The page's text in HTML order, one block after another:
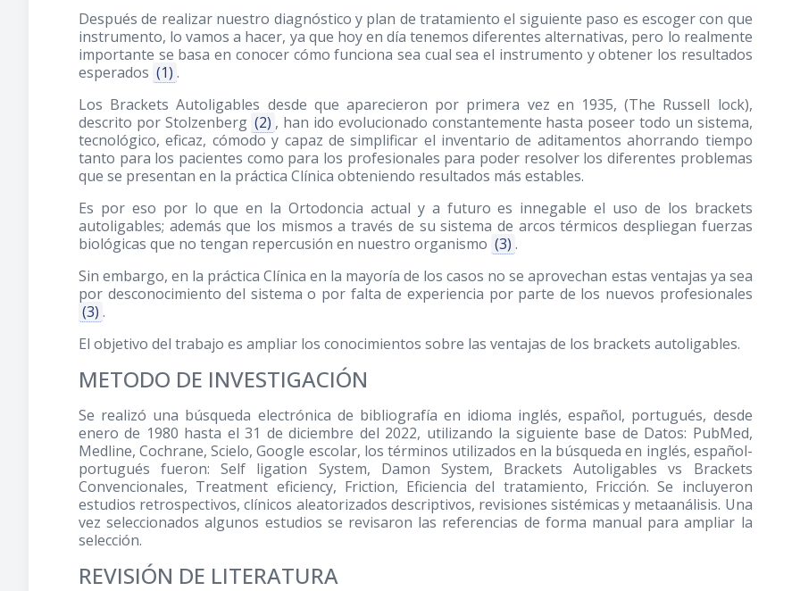
Después de realizar nuestro diagnóstico y plan de tratamiento el siguiente paso es escoger con que
instrumento, lo vamos a hacer, ya que hoy en día tenemos diferentes alternativas, pero lo realmente
importante se basa en conocer cómo funciona sea cual sea el instrumento y obtener los resultados
esperados (1) .
Los Brackets Autoligables desde que aparecieron por primera vez en 1935, (The Russell lock),
descrito por Stolzenberg (2) , han ido evolucionado constantemente hasta poseer todo un sistema,
tecnológico, eficaz, cómodo y capaz de simplificar el inventario de aditamentos ahorrando tiempo
tanto para los pacientes como para los profesionales para poder resolver los diferentes problemas
que se presentan en la práctica Clínica obteniendo resultados más estables.
Es por eso por lo que en la Ortodoncia actual y a futuro es innegable el uso de los brackets
autoligables; además que los mismos a través de su sistema de arcos térmicos despliegan fuerzas
biológicas que no tengan repercusión en nuestro organismo (3) .
Sin embargo, en la práctica Clínica en la mayoría de los casos no se aprovechan estas ventajas ya sea
por desconocimiento del sistema o por falta de experiencia por parte de los nuevos profesionales
(3) .
El objetivo del trabajo es ampliar los conocimientos sobre las ventajas de los brackets autoligables.
METODO DE INVESTIGACIÓN
Se realizó una búsqueda electrónica de bibliografía en idioma inglés, español, portugués, desde
enero de 1980 hasta el 31 de diciembre del 2022, utilizando la siguiente base de Datos: PubMed,
Medline, Cochrane, Scielo, Google escolar, los términos utilizados en la búsqueda en inglés, español-
portugués fueron: Self ligation System, Damon System, Brackets Autoligables vs Brackets
Convencionales, Treatment eficiency, Friction, Eficiencia del tratamiento, Fricción. Se incluyeron
estudios retrospectivos, clínicos aleatorizados descriptivos, revisiones sistémicas y metaanálisis. Una
vez seleccionados algunos estudios se revisaron las referencias de forma manual para ampliar la
selección.
REVISIÓN DE LITERATURA